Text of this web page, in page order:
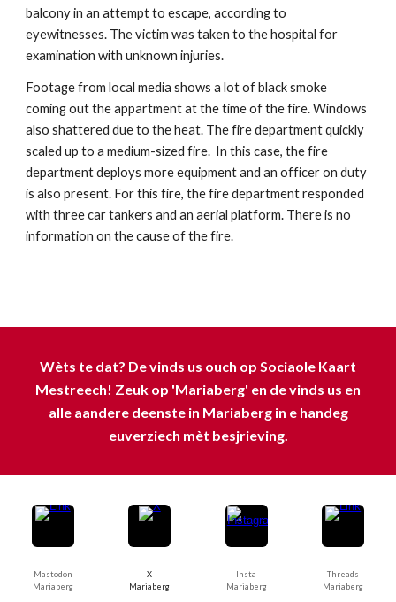
balcony in an attempt to escape, according to
eyewitnesses. The victim was taken to the hospital for
examination with unknown injuries.
Footage from local media shows a lot of black smoke
coming out the appartment at the time of the fire. Windows
also shattered due to the heat. The fire department quickly
scaled up to a medium-sized fire. In this case, the fire
department deploys more equipment and an officer on duty
is also present. For this fire, the fire department responded
with three car tankers and an aerial platform. There is no
information on the cause of the fire.
Wèts te dat? De vinds us ouch op Sociaole Kaart
Mestreech! Zeuk op 'Mariaberg' en de vinds us en
alle aandere deenste in Mariaberg in e handeg
euverziech mèt besjrieving.
Mastodon
Mariaberg
X
Mariaberg
Insta
Mariaberg
Threads
Mariaberg